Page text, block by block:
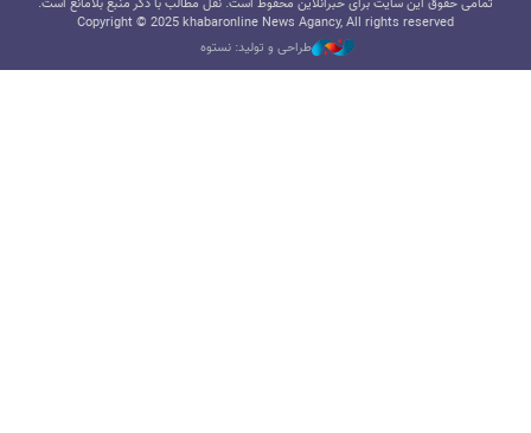
Copyright © 2025 khabaronline News Agancy, All rights reserved
طراحی و تولید: نستوه